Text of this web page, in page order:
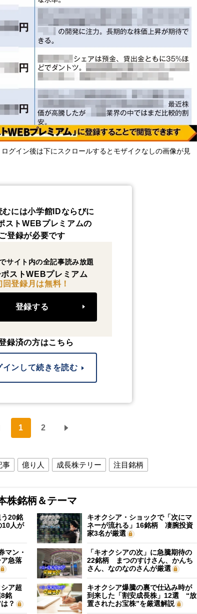
グイン後は下にスクロールするとモザイクなしの画像が見
むには小学館IDならびに
ストWEBプレミアムの
登録が必要です
サイト内の全記事読み放題
ポストWEBプレミアム
回登録月は無料！
登録する
録済の方はこちら
インして続きを読む
1 2
事 億り人 成長株テリー 注目銘柄
株銘柄＆テーマ
う20銘
10人が
キオクシア・ショックで「次にマ
ネーが流れる」16銘柄 凄腕投資
家3名が厳選
マン・
急落
「キオクシアの次」に急騰期待の
22銘柄 まつのすけさん、かんち
さん、なのなのさんが厳選
ア超
銘
？
キオクシア爆騰の裏で仕込み時が
到来した「割安成長株」12選 “放
置されたお宝株”を厳選解説